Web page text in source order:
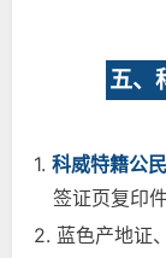
五、
1. 科威特籍公民
签证页复印
2. 蓝色产地证